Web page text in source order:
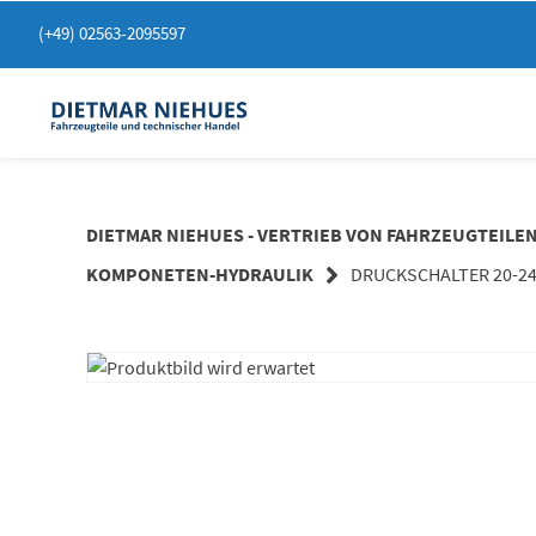
zum
(+49) 02563-2095597
DIETMAR NIEHUES - VERTRIEB VON
KOMPONETEN-HYDRAULIK
DRUCKSCHALTER 20-